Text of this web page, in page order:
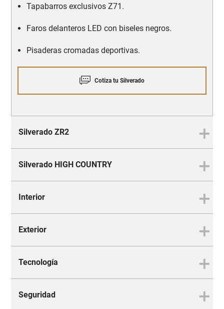
Tapabarros exclusivos Z71.
Faros delanteros LED con biseles negros.
Pisaderas cromadas deportivas.
Cotiza tu Silverado
Silverado ZR2
Silverado ZR2, todo terreno, a
Silverado HIGH COUNTRY
La Silverado que supera todo
Interior
Asiento en primera fila para
Exterior
Demuestra tu estilo en cada
Tecnología
Seguridad